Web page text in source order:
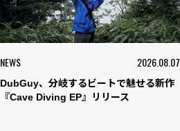
NEWS 2026.08.07
DubGuy、分岐するビートで魅せる新作
『Cave Diving EP』リリース